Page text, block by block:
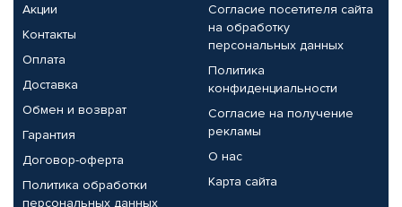
Акции
Контакты
Оплата
Доставка
Обмен и возврат
Гарантия
Договор-оферта
Политика обработки
персональных данных
Согласие посетителя сайта
на обработку
персональных данных
Политика
конфиденциальности
Согласие на получение
рекламы
О нас
Карта сайта